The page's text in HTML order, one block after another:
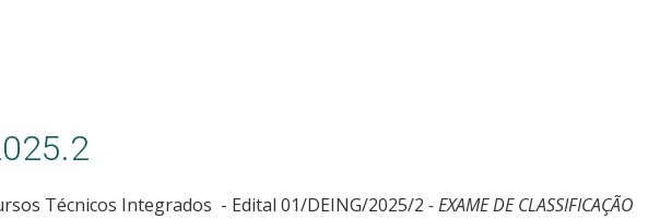
Técnicos Integrados - Edital 01/DEING/2025/2 - EXAME DE CLASSIFICAÇÃO